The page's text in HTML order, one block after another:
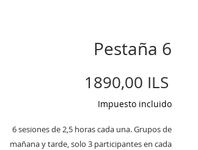
Pestaña 6
1890,00 ILS
Impuesto incluido
6 sesiones de 2,5 horas cada una. Grupos de
mañana y tarde, solo 3 participantes en cada